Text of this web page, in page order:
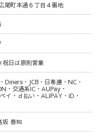
尾町本通６丁目４番地
日は原則営業
Diners・JCB・日専連・NC・
・交通系IC・AUPay・
イ・ｄ払い・ALIPAY・iD・
泰知